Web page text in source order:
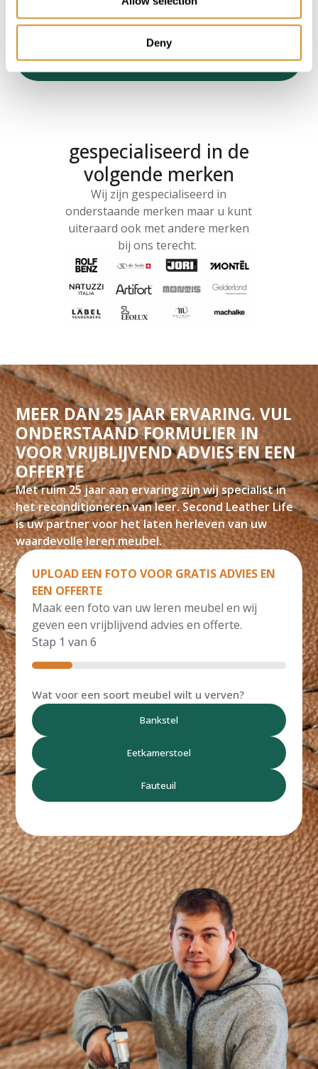
Deny
Wij geven 1 jaar volledige garantie op de
verrichtte werkzaamheden.
Upload een foto voor gratis advies
gespecialiseerd in de
volgende merken
Wij zijn gespecialiseerd in
onderstaande merken maar u kunt
uiteraard ook met andere merken
bij ons terecht.
MEER DAN 25 JAAR ERVARING. VUL
ONDERSTAAND FORMULIER IN
VOOR VRIJBLIJVEND ADVIES EN EEN
OFFERTE
Met ruim 25 jaar aan ervaring zijn wij specialist in
het reconditioneren van leer. Second Leather Life
is uw partner voor het laten herleven van uw
waardevolle leren meubel.
UPLOAD EEN FOTO VOOR GRATIS ADVIES EN
EEN OFFERTE
Maak een foto van uw leren meubel en wij
geven een vrijblijvend advies en offerte.
Stap 1 van 6
16%
Wat voor een soort meubel wilt u verven?
Bankstel
Eetkamerstoel
Fauteuil